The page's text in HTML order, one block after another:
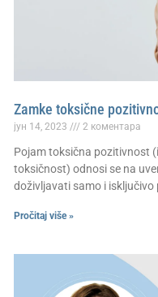
Zamke toksične
јун 14, 2023 2 коментара
Pojam toksična pozitivnost
toksičnost) odnosi se na
doživljavati samo i
Pročitaj više »